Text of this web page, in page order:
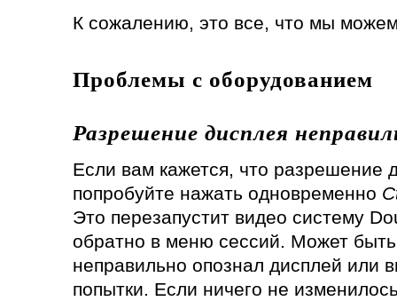
К сожалению, это все, что мы
Проблемы с оборудованием
Разрешение дисплея
Если вам кажется, что разрешение
попробуйте нажать одновременно
Это перезапустит видео систему
обратно в меню сессий. Может
неправильно опознал дисплей или
попытки. Если ничего не